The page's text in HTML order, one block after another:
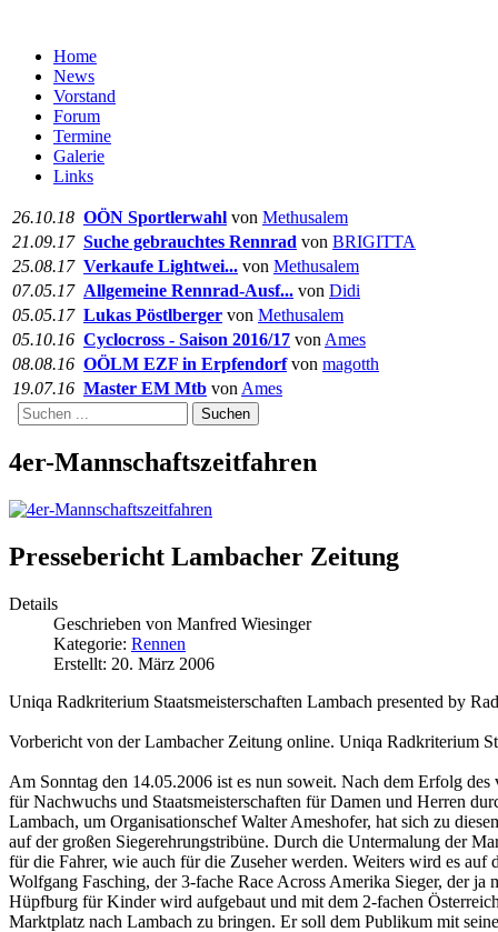
Home
News
Vorstand
Forum
Termine
Galerie
Links
26.10.18 OÖN Sportlerwahl von Methusalem
21.09.17 Suche gebrauchtes Rennrad von BRIGITTA
25.08.17 Verkaufe Lightwei... von Methusalem
07.05.17 Allgemeine Rennrad-Ausf... von Didi
05.05.17 Lukas Pöstlberger von Methusalem
05.10.16 Cyclocross - Saison 2016/17 von Ames
08.08.16 OÖLM EZF in Erpfendorfvon magotth
19.07.16 Master EM Mtb von Ames
Suchen
4er-Mannschaftszeitfahren
Pressebericht Lambacher Zeitung
Details
Geschrieben von Manfred Wiesinger
Kategorie: Rennen
Erstellt: 20. März 2006
Uniqa Radkriterium Staatsmeisterschaften Lambach presented by
Vorbericht von der Lambacher Zeitung online. Uniqa Radkriterium
Am Sonntag den 14.05.2006 ist es nun soweit. Nach dem Erfolg des
für Nachwuchs und Staatsmeisterschaften für Damen und Herren
Lambach, um Organisationschef Walter Ameshofer, hat sich zu
auf der großen Siegerehrungstribüne. Durch die Untermalung der
für die Fahrer, wie auch für die Zuseher werden. Weiters wird es
Wolfgang Fasching, der 3-fache Race Across Amerika Sieger, der
Hüpfburg für Kinder wird aufgebaut und mit dem 2-fachen
Marktplatz nach Lambach zu bringen. Er soll dem Publikum mit